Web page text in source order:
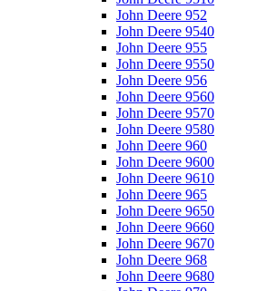
John Deere 952
John Deere 9540
John Deere 955
John Deere 9550
John Deere 956
John Deere 9560
John Deere 9570
John Deere 9580
John Deere 960
John Deere 9600
John Deere 9610
John Deere 965
John Deere 9650
John Deere 9660
John Deere 9670
John Deere 968
John Deere 9680